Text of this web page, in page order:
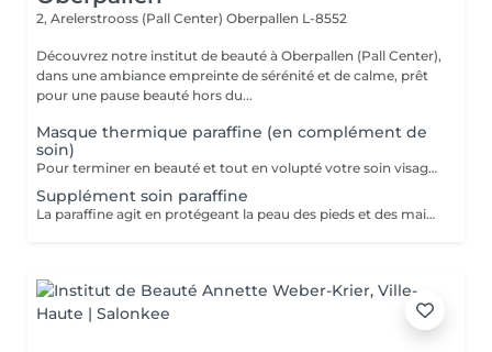
2, Arelerstrooss (Pall Center) Oberpallen L-8552
Découvrez notre institut de beauté à Oberpallen (Pall Center),
dans une ambiance empreinte de sérénité et de calme, prêt
pour une pause beauté hors du...
Masque thermique paraffine (en complément de
soin)
Pour terminer en beauté et tout en volupté votre soin visage, nous vous proposons le 'double masque '. Cela consiste en une application d'un masque crème bourré d'actifs hydratants/régénérants/anti-âge ou anti-oxydants suivi d'un bain de paraffine tiède. Ceci permet la pénétration intégrale du masque crème grâce à la chaleur de la paraffine et un fin de soin en douceur grâce aux actifs de la paraffine adoucissants et calmants. Une véritable sensation de détente.
Supplément soin paraffine
La paraffine agit en protégeant la peau des pieds et des mains contre les agressions extérieures. Sa capacité de rétention d'eau favorise l'hydratation de la peau. Le traitement à la paraffine est idéal pour avoir des membres lisses. En effet, ce produit procure un effet rajeunissant à la peau, en plus de l'adoucir. Uniquement avec un service de manucurie effectué à l'institut le même jour.